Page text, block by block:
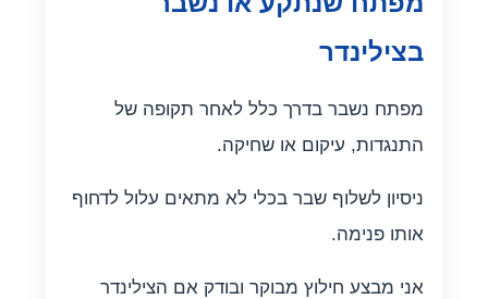
בצילינדר
מפתח נשבר בדרך כלל לאחר תקופה של
התנגדות, עיקום או שחיקה.
ניסיון לשלוף שבר בכלי לא מתאים עלול לדחוף
אותו פנימה.
אני מבצע חילוץ מבוקר ובודק אם הצילינדר